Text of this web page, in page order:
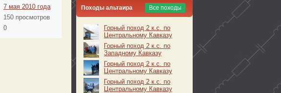
7 мая 2010 года
150 просмотров
0
Походы альтаира Все походы
Горный поход 2 к.с. по
Центральному Кавказу
Горный поход 2 к.с. по
Западному Кавказу
Горный поход 2 к.с. по
Центральному Кавказу
Горный поход 2 к.с. по
Центральному Кавказу